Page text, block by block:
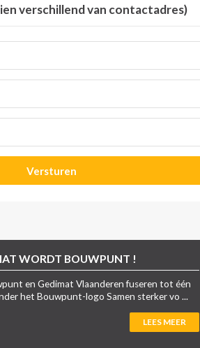
verschillend van contactadres)
WORDT BOUWPUNT !
en Gedimat Vlaanderen fuseren tot één
het Bouwpunt-logo Samen sterker vo ...
LEES MEER